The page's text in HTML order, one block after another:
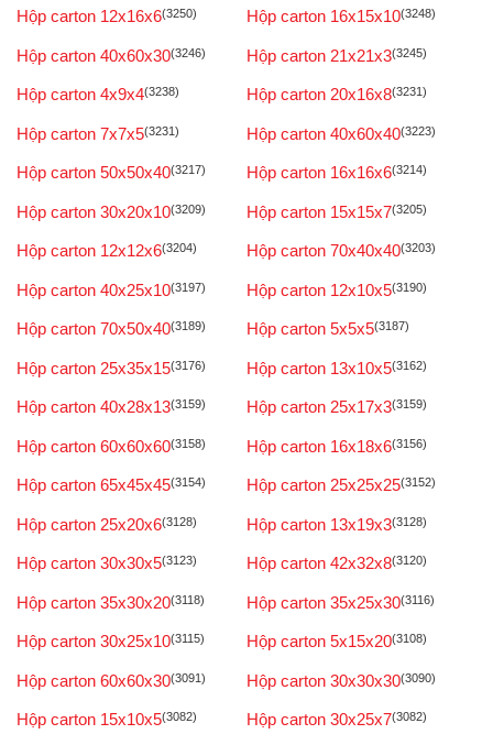
Hộp carton 12x16x6(3250) Hộp carton 16x15x10(3248)
Hộp carton 40x60x30(3246) Hộp carton 21x21x3(3245)
Hộp carton 4x9x4(3238) Hộp carton 20x16x8(3231)
Hộp carton 7x7x5(3231) Hộp carton 40x60x40(3223)
Hộp carton 50x50x40(3217) Hộp carton 16x16x6(3214)
Hộp carton 30x20x10(3209) Hộp carton 15x15x7(3205)
Hộp carton 12x12x6(3204) Hộp carton 70x40x40(3203)
Hộp carton 40x25x10(3197) Hộp carton 12x10x5(3190)
Hộp carton 70x50x40(3189) Hộp carton 5x5x5(3187)
Hộp carton 25x35x15(3176) Hộp carton 13x10x5(3162)
Hộp carton 40x28x13(3159) Hộp carton 25x17x3(3159)
Hộp carton 60x60x60(3158) Hộp carton 16x18x6(3156)
Hộp carton 65x45x45(3154) Hộp carton 25x25x25(3152)
Hộp carton 25x20x6(3128) Hộp carton 13x19x3(3128)
Hộp carton 30x30x5(3123) Hộp carton 42x32x8(3120)
Hộp carton 35x30x20(3118) Hộp carton 35x25x30(3116)
Hộp carton 30x25x10(3115) Hộp carton 5x15x20(3108)
Hộp carton 60x60x30(3091) Hộp carton 30x30x30(3090)
Hộp carton 15x10x5(3082) Hộp carton 30x25x7(3082)